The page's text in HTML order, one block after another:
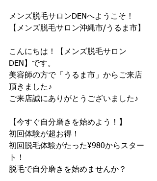
メンズ脱毛サロンDENへようこそ！
【メンズ脱毛サロン沖縄市/うるま市】
こんにちは！【メンズ脱毛サロン
DEN】です。
美容師の方で「うるま市」からご来店
頂きました♪
ご来店誠にありがとうございました♪
【今すぐ自分磨きを始めよう！】
初回体験が超お得！
初回脱毛体験がたった¥980からスター
ト！
脱毛で自分磨きを始めませんか？